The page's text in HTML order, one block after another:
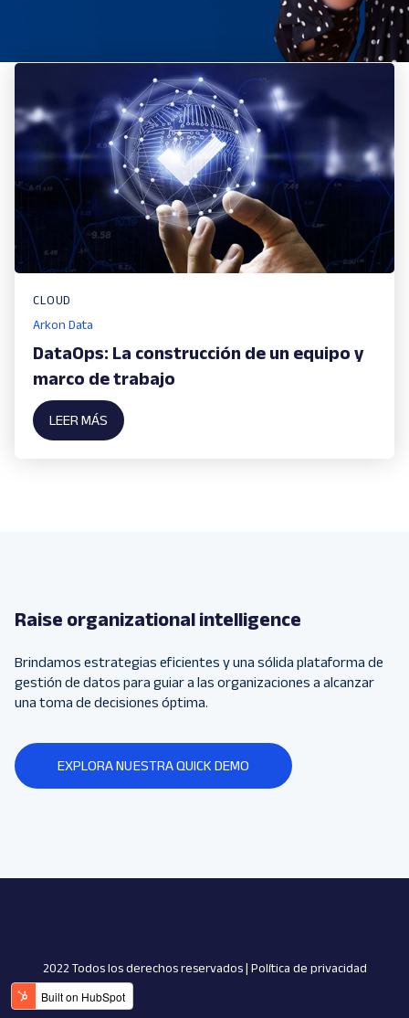
CLOUD
Arkon Data
DataOps: La construcción de un equipo y
marco de trabajo
LEER MÁS
Raise organizational intelligence
Brindamos estrategias eficientes y una sólida plataforma de
gestión de datos para guiar a las organizaciones a alcanzar
una toma de decisiones óptima.
EXPLORA NUESTRA QUICK DEMO
2022 Todos los derechos reservados | Política de privacidad